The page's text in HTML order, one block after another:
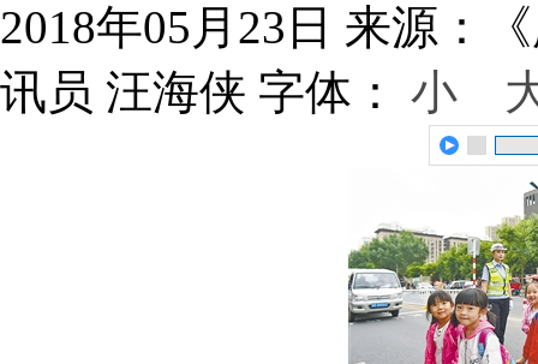
2018年05月23日 来源：
讯员 汪海侠 字体： 小